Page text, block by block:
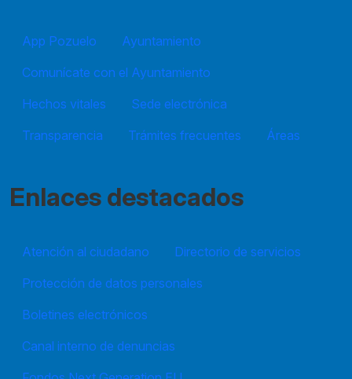
App Pozuelo
Ayuntamiento
Comunícate con el Ayuntamiento
Hechos vitales
Sede electrónica
Transparencia
Trámites frecuentes Áreas
Enlaces destacados
Atención al ciudadano
Directorio de servicios
Protección de datos personales
Boletines electrónicos
Canal interno de denuncias